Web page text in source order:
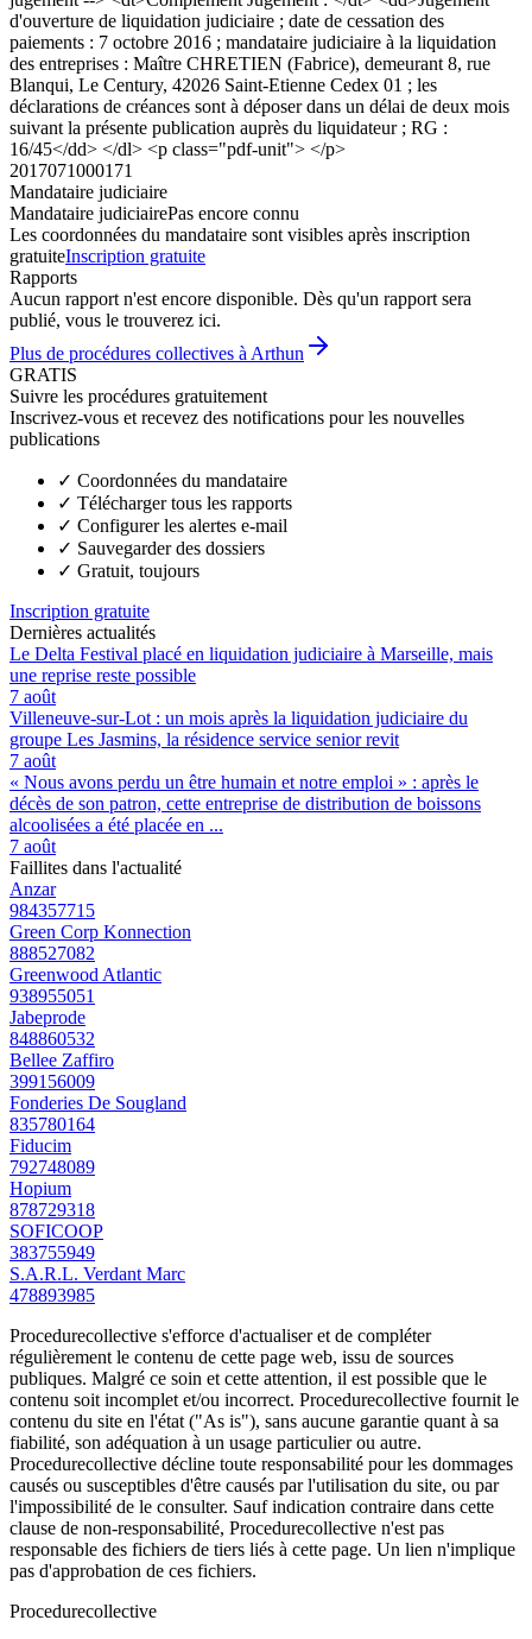
d'ouverture de liquidation judiciaire ; date de cessation des
paiements : 7 octobre 2016 ; mandataire judiciaire à la liquidation
des entreprises : Maître CHRETIEN (Fabrice), demeurant 8, rue
Blanqui, Le Century, 42026 Saint-Etienne Cedex 01 ; les
déclarations de créances sont à déposer dans un délai de deux mois
suivant la présente publication auprès du liquidateur ; RG :
16/45</dd> </dl> <p class="pdf-unit"> </p>
2017071000171
Mandataire judiciaire
Mandataire judiciairePas encore connu
Les coordonnées du mandataire sont visibles après inscription
gratuiteInscription gratuite
Rapports
Aucun rapport n'est encore disponible. Dès qu'un rapport sera
publié, vous le trouverez ici.
Plus de procédures collectives à Arthun
GRATIS
Suivre les procédures gratuitement
Inscrivez-vous et recevez des notifications pour les nouvelles
publications
✓ Coordonnées du mandataire
✓ Télécharger tous les rapports
✓ Configurer les alertes e-mail
✓ Sauvegarder des dossiers
✓ Gratuit, toujours
Inscription gratuite
Dernières actualités
Le Delta Festival placé en liquidation judiciaire à Marseille, mais
une reprise reste possible
7 août
Villeneuve-sur-Lot : un mois après la liquidation judiciaire du
groupe Les Jasmins, la résidence service senior revit
7 août
« Nous avons perdu un être humain et notre emploi » : après le
décès de son patron, cette entreprise de distribution de boissons
alcoolisées a été placée en ...
7 août
Faillites dans l'actualité
Anzar
984357715
Green Corp Konnection
888527082
Greenwood Atlantic
938955051
Jabeprode
848860532
Bellee Zaffiro
399156009
Fonderies De Sougland
835780164
Fiducim
792748089
Hopium
878729318
SOFICOOP
383755949
S.A.R.L. Verdant Marc
478893985
Procedurecollective s'efforce d'actualiser et de compléter
régulièrement le contenu de cette page web, issu de sources
publiques. Malgré ce soin et cette attention, il est possible que le
contenu soit incomplet et/ou incorrect. Procedurecollective fournit le
contenu du site en l'état ("As is"), sans aucune garantie quant à sa
fiabilité, son adéquation à un usage particulier ou autre.
Procedurecollective décline toute responsabilité pour les dommages
causés ou susceptibles d'être causés par l'utilisation du site, ou par
l'impossibilité de le consulter. Sauf indication contraire dans cette
clause de non-responsabilité, Procedurecollective n'est pas
responsable des fichiers de tiers liés à cette page. Un lien n'implique
pas d'approbation de ces fichiers.
Procedurecollective